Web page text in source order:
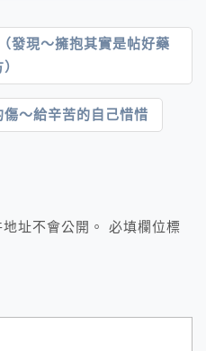
發現～擁抱其實是帖好藥
～給辛苦的自己惜惜
址不會公開。
必填欄位標